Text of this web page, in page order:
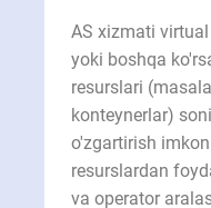
AS xizmati
yoki boshqa
resurslari
konteynerlar)
o'zgartirish
resurslardan
va operator